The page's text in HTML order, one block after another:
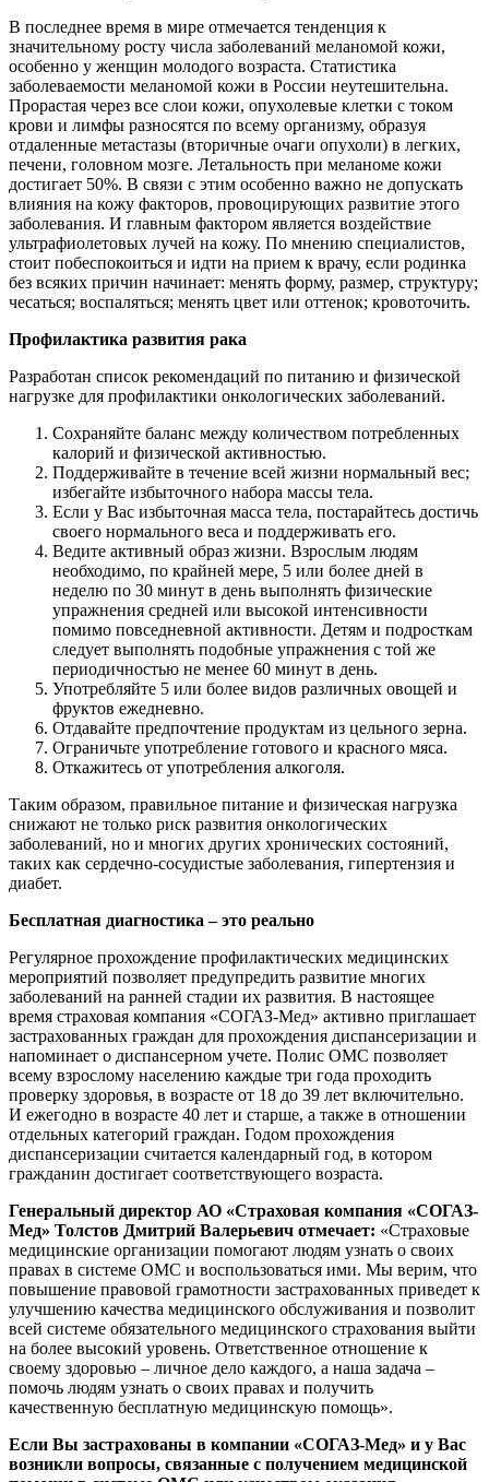
В последнее время в мире отмечается тенденция к
значительному росту числа заболеваний меланомой кожи,
особенно у женщин молодого возраста. Статистика
заболеваемости меланомой кожи в России неутешительна.
Прорастая через все слои кожи, опухолевые клетки с током
крови и лимфы разносятся по всему организму, образуя
отдаленные метастазы (вторичные очаги опухоли) в легких,
печени, головном мозге. Летальность при меланоме кожи
достигает 50%. В связи с этим особенно важно не допускать
влияния на кожу факторов, провоцирующих развитие этого
заболевания. И главным фактором является воздействие
ультрафиолетовых лучей на кожу. По мнению специалистов,
стоит побеспокоиться и идти на прием к врачу, если родинка
без всяких причин начинает: менять форму, размер, структуру;
чесаться; воспаляться; менять цвет или оттенок; кровоточить.
Профилактика развития рака
Разработан список рекомендаций по питанию и физической
нагрузке для профилактики онкологических заболеваний.
Сохраняйте баланс между количеством потребленных
калорий и физической активностью.
Поддерживайте в течение всей жизни нормальный вес;
избегайте избыточного набора массы тела.
Если у Вас избыточная масса тела, постарайтесь достичь
своего нормального веса и поддерживать его.
Ведите активный образ жизни. Взрослым людям
необходимо, по крайней мере, 5 или более дней в
неделю по 30 минут в день выполнять физические
упражнения средней или высокой интенсивности
помимо повседневной активности. Детям и подросткам
следует выполнять подобные упражнения с той же
периодичностью не менее 60 минут в день.
Употребляйте 5 или более видов различных овощей и
фруктов ежедневно.
Отдавайте предпочтение продуктам из цельного зерна.
Ограничьте употребление готового и красного мяса.
Откажитесь от употребления алкоголя.
Таким образом, правильное питание и физическая нагрузка
снижают не только риск развития онкологических
заболеваний, но и многих других хронических состояний,
таких как сердечно-сосудистые заболевания, гипертензия и
диабет.
Бесплатная диагностика – это реально
Регулярное прохождение профилактических медицинских
мероприятий позволяет предупредить развитие многих
заболеваний на ранней стадии их развития. В настоящее
время страховая компания «СОГАЗ-Мед» активно приглашает
застрахованных граждан для прохождения диспансеризации и
напоминает о диспансерном учете. Полис ОМС позволяет
всему взрослому населению каждые три года проходить
проверку здоровья, в возрасте от 18 до 39 лет включительно.
И ежегодно в возрасте 40 лет и старше, а также в отношении
отдельных категорий граждан. Годом прохождения
диспансеризации считается календарный год, в котором
гражданин достигает соответствующего возраста.
Генеральный директор АО «Страховая компания «СОГАЗ-
Мед» Толстов Дмитрий Валерьевич отмечает: «Страховые
медицинские организации помогают людям узнать о своих
правах в системе ОМС и воспользоваться ими. Мы верим, что
повышение правовой грамотности застрахованных приведет к
улучшению качества медицинского обслуживания и позволит
всей системе обязательного медицинского страхования выйти
на более высокий уровень. Ответственное отношение к
своему здоровью – личное дело каждого, а наша задача –
помочь людям узнать о своих правах и получить
качественную бесплатную медицинскую помощь».
Если Вы застрахованы в компании «СОГАЗ-Мед» и у Вас
возникли вопросы, связанные с получением медицинской